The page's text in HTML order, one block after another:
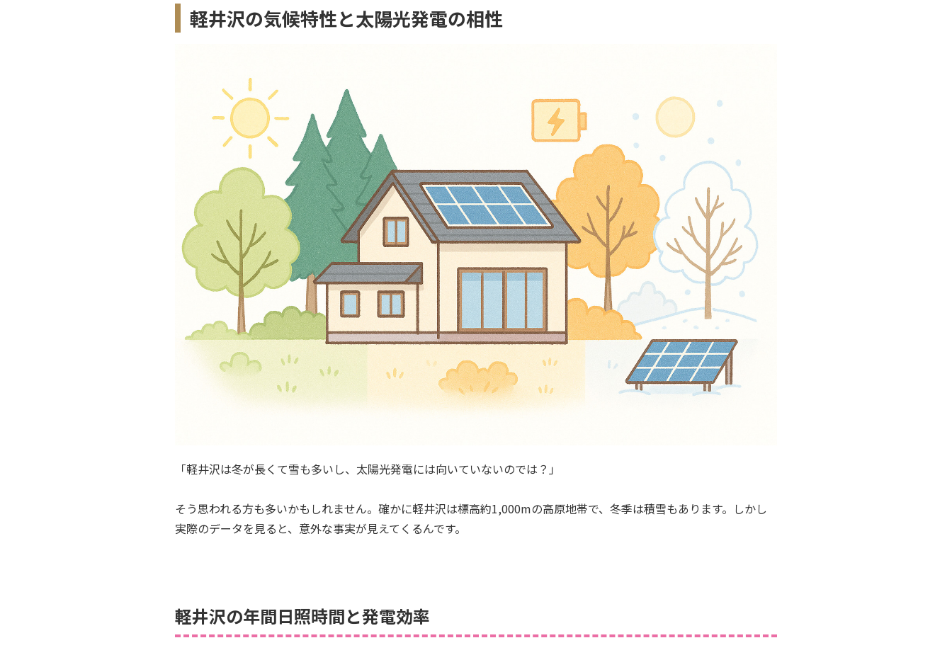
軽井沢の気候特性と太陽光発電の相性
「軽井沢は冬が長くて雪も多いし、太陽光発電には向いていないのでは？」
そう思われる方も多いかもしれません。確かに軽井沢は標高約1,000mの高原地帯で、冬季は積雪もあります。しかし
実際のデータを見ると、意外な事実が見えてくるんです。
軽井沢の年間日照時間と発電効率